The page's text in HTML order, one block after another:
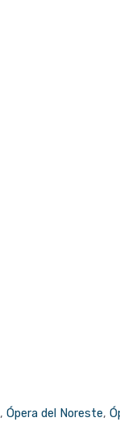
,Ópera del Noreste,